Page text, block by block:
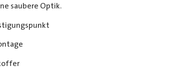
saubere Optik.